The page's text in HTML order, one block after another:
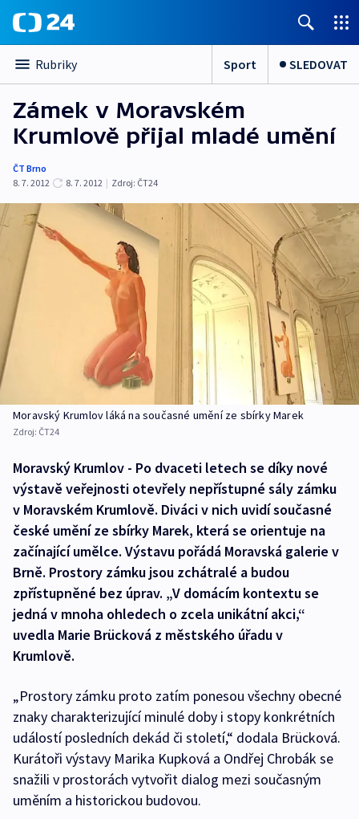
Rubriky Sport SLEDOVAT
Zámek v Moravském
Krumlově přijal mladé umění
ČT Brno
8. 7. 2012
8. 7. 2012 | Zdroj: ČT24
Moravský Krumlov láká na současné umění ze sbírky Marek
Zdroj: ČT24
Moravský Krumlov - Po dvaceti letech se díky nové
výstavě veřejnosti otevřely nepřístupné sály zámku
v Moravském Krumlově. Diváci v nich uvidí současné
české umění ze sbírky Marek, která se orientuje na
začínající umělce. Výstavu pořádá Moravská galerie v
Brně. Prostory zámku jsou zchátralé a budou
zpřístupněné bez úprav. „V domácím kontextu se
jedná v mnoha ohledech o zcela unikátní akci,“
uvedla Marie Brücková z městského úřadu v
Krumlově.
„Prostory zámku proto zatím ponesou všechny obecné
znaky charakterizující minulé doby i stopy konkrétních
událostí posledních dekád či století,“ dodala Brücková.
Kurátoři výstavy Marika Kupková a Ondřej Chrobák se
snažili v prostorách vytvořit dialog mezi současným
uměním a historickou budovou.